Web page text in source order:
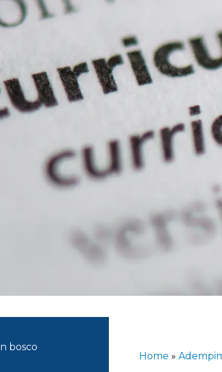
bosco
Home »